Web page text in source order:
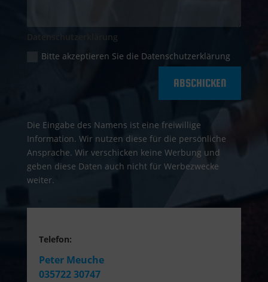
Datenschutzerklärung
Bitte akzeptieren Sie die Datenschutzerklärung
ABSCHICKEN
Die Eingabe des Namens ist eine freiwillige
Information. Wir nutzen diese für die persönliche
Ansprache. Wir verschicken keine Werbung und
geben diese Daten auch nicht für Werbezwecke
weiter.
Telefon:
Peter Meuche
035722 30747